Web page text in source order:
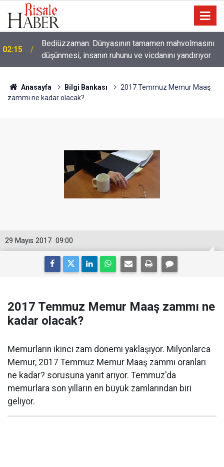
01:45 Paçalarını yerde sürünmeyecek şekilde yukarıda tut
Anasayfa Bilgi Bankası
2017 Temmuz Memur Maaş
zammı ne kadar olacak?
09:00
29 Mayıs 2017
2017 Temmuz Memur Maaş zammı ne
kadar olacak?
Memurların ikinci zam dönemi yaklaşıyor. Milyonlarca
Memur, 2017 Temmuz Memur Maaş zammı oranları
ne kadar? sorusuna yanıt arıyor. Temmuz'da
memurlara son yılların en büyük zamlarından biri
geliyor.